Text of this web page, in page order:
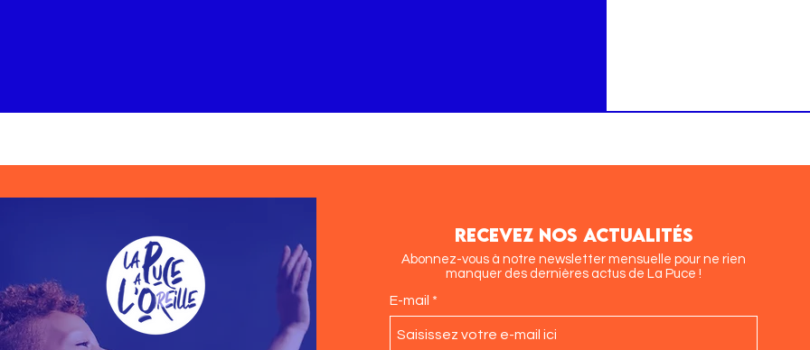
RECEVEZ NOS ACTUALITÉS
Abonnez-vous à notre newsletter mensuelle pour ne rien
manquer des dernières actus de La Puce !
E-mail